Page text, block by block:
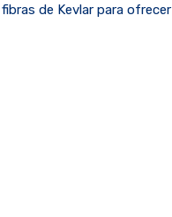
de Kevlar para ofrecer